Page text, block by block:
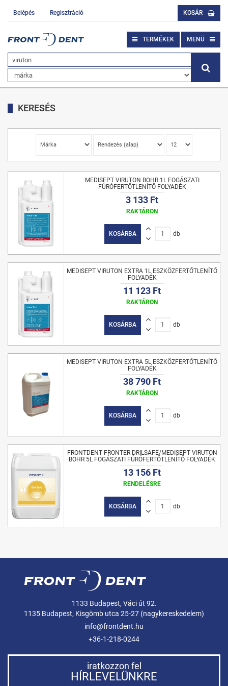
Belépés Regisztráció KOSÁR
TERMÉKEK MENÜ
KERESÉS
MEDISEPT VIRUTON BOHR 1L FOGÁSZATI
FÚRÓFERTŐTLENÍTŐ FOLYADÉK
3 133 Ft
RAKTÁRON
KOSÁRBA db
MEDISEPT VIRUTON EXTRA 1L ESZKÖZFERTŐTLENÍTŐ
FOLYADÉK
11 123 Ft
RAKTÁRON
KOSÁRBA db
MEDISEPT VIRUTON EXTRA 5L ESZKÖZFERTŐTLENÍTŐ
FOLYADÉK
38 790 Ft
RAKTÁRON
KOSÁRBA db
FRONTDENT FRONTER DRILSAFE/MEDISEPT VIRUTON
BOHR 5L FOGÁSZATI FÚRÓFERTŐTLENÍTŐ FOLYADÉK
13 156 Ft
RENDELÉSRE
KOSÁRBA db
1133 Budapest, Váci út 92.
1135 Budapest, Kisgömb utca 25-27 (nagykereskedelem)
info@frontdent.hu
+36-1-218-0244
iratkozzon fel
HÍRLEVELÜNKRE